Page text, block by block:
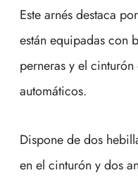
Este arnés destaca
están equipadas con
perneras y el
automáticos.
Dispone de dos
en el cinturón y dos